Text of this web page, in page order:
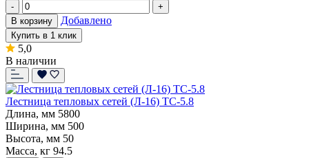
-
+
В корзину
Добавлено
Купить в 1 клик
5,0
В наличии
Лестница тепловых сетей (Л-16) ТС-5.8
Длина, мм 5800
Ширина, мм 500
Высота, мм 50
Масса, кг 94.5